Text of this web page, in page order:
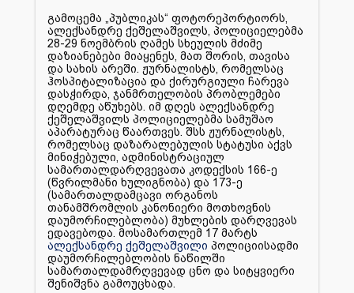
გამოცემა „პუბლიკას“ ფოტორეპორტიორს,
ალექსანდრე ქეშელაშვილს, პოლიციელებმა
28-29 ნოემბრის ღამეს სხეულის მძიმე
დაზიანებები მიაყენეს, მათ შორის, თავისა
და სახის არეში. ჟურნალისტს, რომელსაც
ჰოსპიტალიზაცია და ქირურგიული ჩარევა
დასჭირდა, ჯანმრთელობის პრობლემები
დღემდე აწუხებს. იმ დღეს ალექსანდრე
ქეშელაშვილს პოლიციელებმა სამუშაო
აპარატურაც წაართვეს. შსს ჟურნალისტს,
რომელსაც დაზარალებულის სტატუსი აქვს
მინიჭებული, ადმინისტრაციულ
სამართალდარღვევათა კოდექსის 166-ე
(წვრილმანი ხულიგნობა) და 173-ე
(სამართალდამცავი ორგანოს
თანამშრომლის კანონიერი მოთხოვნის
დაუმორჩილებლობა) მუხლების დარღვევას
ედავებოდა. მოსამართლემ 17 მარტს
ალექსანდრე ქეშელაშვილი პოლიციისადმი
დაუმორჩილებლობის ნაწილში
სამართალდამრღვევად ცნო და სიტყვიერი
შენიშვნა გამოუცხადა.